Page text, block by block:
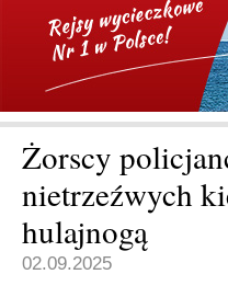
Żorscy
nietrzeźwych
hulajnogą
02.09.2025